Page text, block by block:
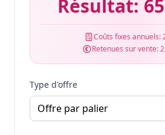
Résultat:
Coûts fixes annuels:
Retenues sur vente:
Type d'offre